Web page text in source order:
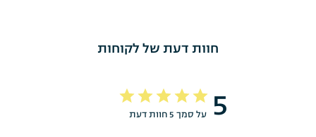
חוות דעת של לקוחות
5 על סמך 5 חוות דעת